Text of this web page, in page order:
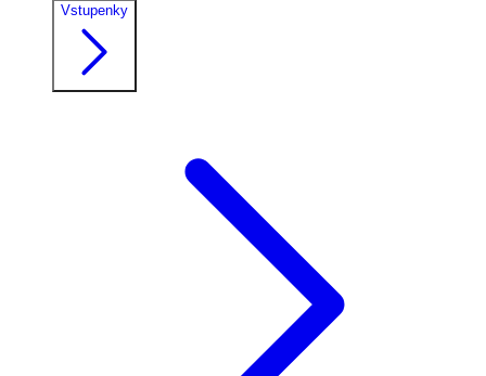
Vstupenky